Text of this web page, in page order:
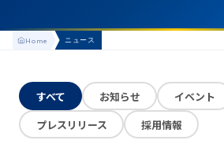
アクセス
よくある質問
生徒の1日
KOTO COLLECTION
卒業生インタビュー
募集要項
学費・助成金
Home ニュース
すべて お知らせ
イベント
プレスリリース
採用情報